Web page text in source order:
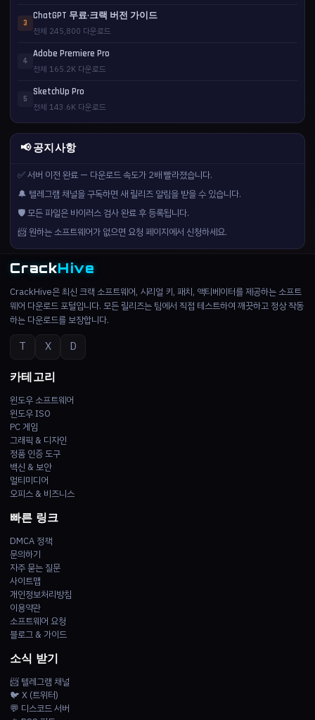
3
ChatGPT 무료·크랙 버전 가이드
전체 245,800 다운로드
4
Adobe Premiere Pro
전체 165.2K 다운로드
5
SketchUp Pro
전체 143.6K 다운로드
📢 공지사항
✅ 서버 이전 완료 — 다운로드 속도가 2배 빨라졌습니다.
🔔 텔레그램 채널을 구독하면 새 릴리즈 알림을 받을 수 있습니다.
🛡️ 모든 파일은 바이러스 검사 완료 후 등록됩니다.
📨 원하는 소프트웨어가 없으면 요청 페이지에서 신청하세요.
CrackHive
CrackHive은 최신 크랙 소프트웨어, 시리얼 키, 패치, 액티베이터를 제공하는 소프트
웨어 다운로드 포털입니다. 모든 릴리즈는 팀에서 직접 테스트하여 깨끗하고 정상 작동
하는 다운로드를 보장합니다.
T X D
카테고리
윈도우 소프트웨어
윈도우 ISO
PC 게임
그래픽 & 디자인
정품 인증 도구
백신 & 보안
멀티미디어
오피스 & 비즈니스
빠른 링크
DMCA 정책
문의하기
자주 묻는 질문
사이트맵
개인정보처리방침
이용약관
소프트웨어 요청
블로그 & 가이드
소식 받기
📨 텔레그램 채널
🐦 X (트위터)
💬 디스코드 서버